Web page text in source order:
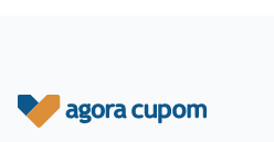
Rodapé do site